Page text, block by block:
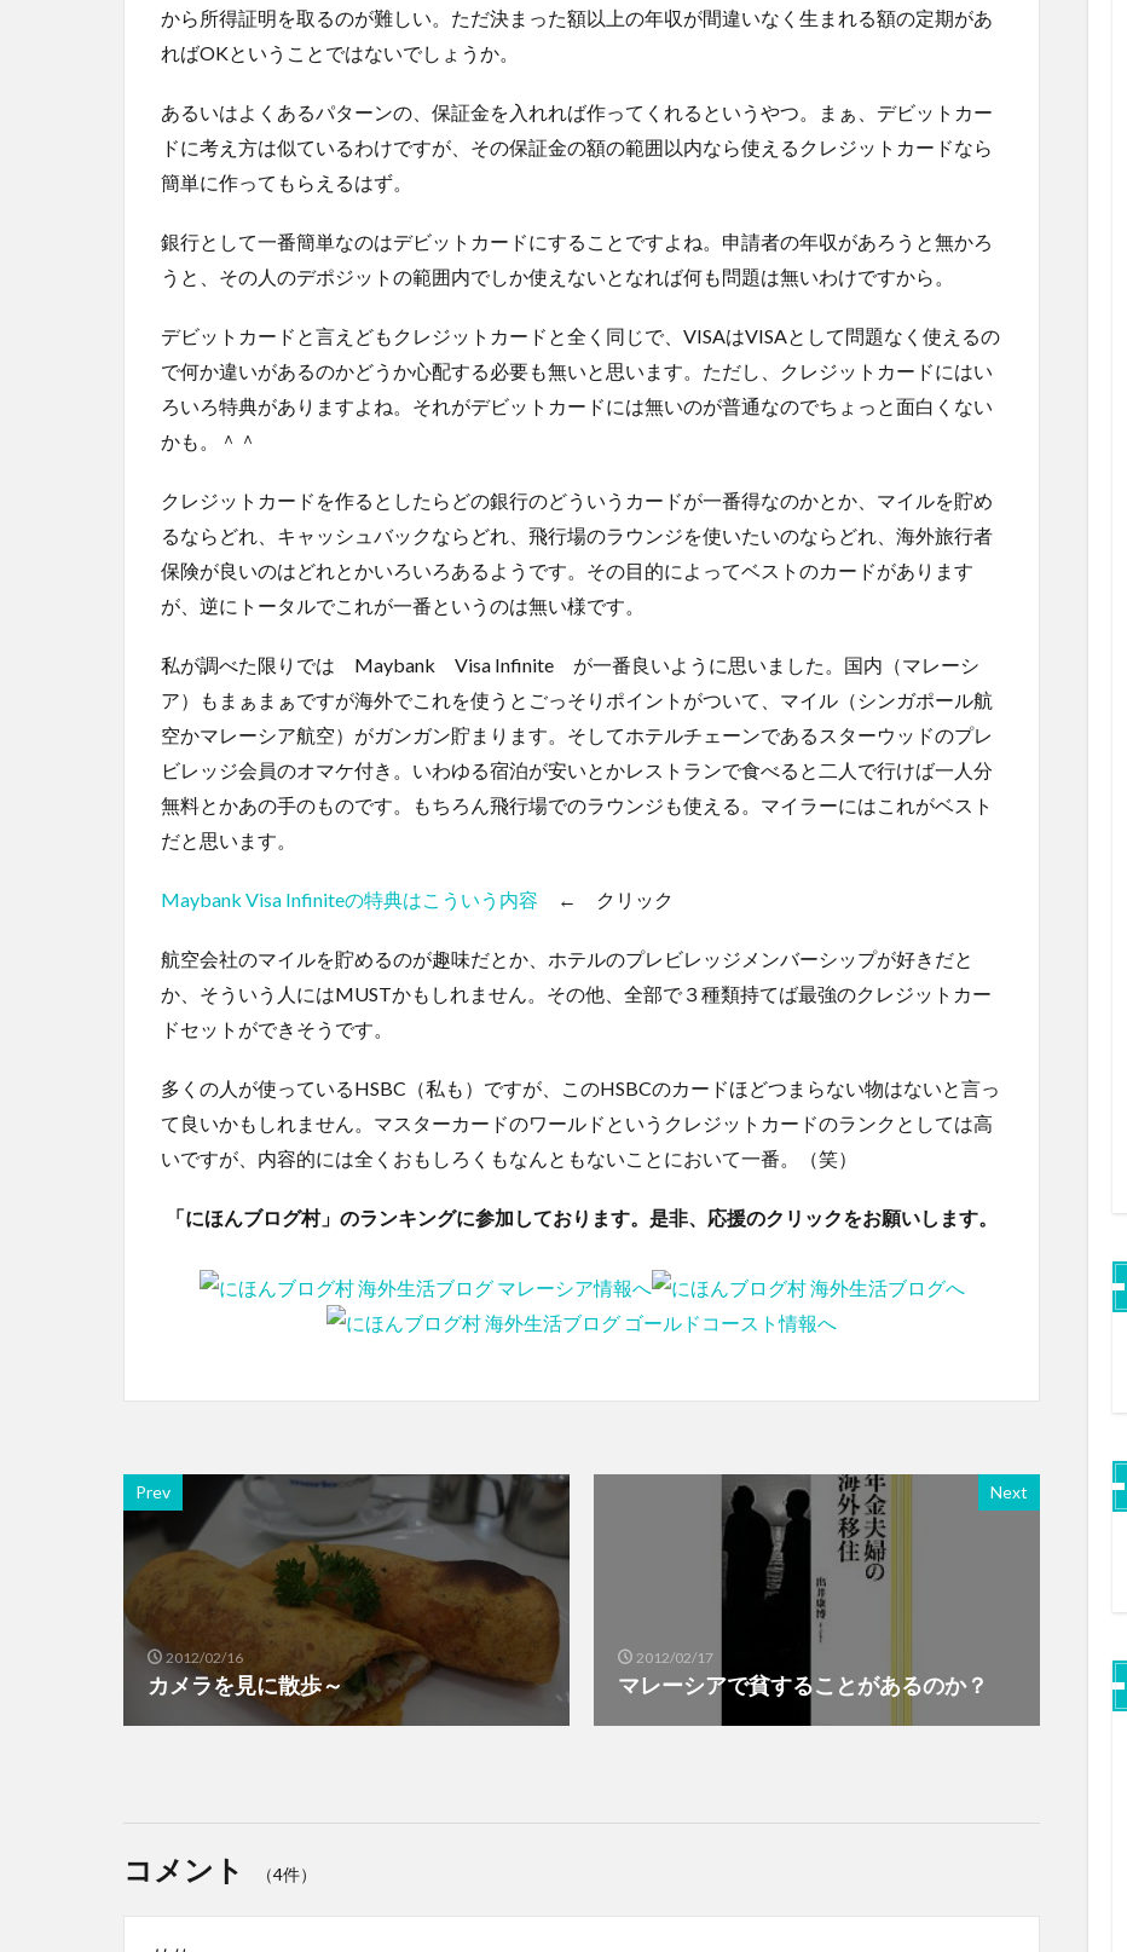
から所得証明を取るのが難しい。ただ決まった額以上の年収が間違いなく生まれる額の定期があ
ればOKということではないでしょうか。
あるいはよくあるパターンの、保証金を入れれば作ってくれるというやつ。まぁ、デビットカー
ドに考え方は似ているわけですが、その保証金の額の範囲以内なら使えるクレジットカードなら
簡単に作ってもらえるはず。
銀行として一番簡単なのはデビットカードにすることですよね。申請者の年収があろうと無かろ
うと、その人のデポジットの範囲内でしか使えないとなれば何も問題は無いわけですから。
デビットカードと言えどもクレジットカードと全く同じで、VISAはVISAとして問題なく使えるの
で何か違いがあるのかどうか心配する必要も無いと思います。ただし、クレジットカードにはい
ろいろ特典がありますよね。それがデビットカードには無いのが普通なのでちょっと面白くない
かも。＾＾
クレジットカードを作るとしたらどの銀行のどういうカードが一番得なのかとか、マイルを貯め
るならどれ、キャッシュバックならどれ、飛行場のラウンジを使いたいのならどれ、海外旅行者
保険が良いのはどれとかいろいろあるようです。その目的によってベストのカードがあります
が、逆にトータルでこれが一番というのは無い様です。
私が調べた限りでは Maybank Visa Infinite が一番良いように思いました。国内（マレーシ
ア）もまぁまぁですが海外でこれを使うとごっそりポイントがついて、マイル（シンガポール航
空かマレーシア航空）がガンガン貯まります。そしてホテルチェーンであるスターウッドのプレ
ビレッジ会員のオマケ付き。いわゆる宿泊が安いとかレストランで食べると二人で行けば一人分
無料とかあの手のものです。もちろん飛行場でのラウンジも使える。マイラーにはこれがベスト
だと思います。
Maybank Visa Infiniteの特典はこういう内容 ← クリック
航空会社のマイルを貯めるのが趣味だとか、ホテルのプレビレッジメンバーシップが好きだと
か、そういう人にはMUSTかもしれません。その他、全部で３種類持てば最強のクレジットカー
ドセットができそうです。
多くの人が使っているHSBC（私も）ですが、このHSBCのカードほどつまらない物はないと言っ
て良いかもしれません。マスターカードのワールドというクレジットカードのランクとしては高
いですが、内容的には全くおもしろくもなんともないことにおいて一番。（笑）
「にほんブログ村」のランキングに参加しております。是非、応援のクリックをお願いします。
Prev
2012/02/16
カメラを見に散歩～
Next
2012/02/17
マレーシアで貧することがあるのか？
コメント （4件）